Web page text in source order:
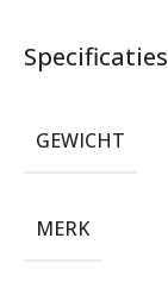
Specificaties
GEWICHT
MERK